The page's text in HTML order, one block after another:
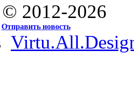
2012-2026
Отправить новость